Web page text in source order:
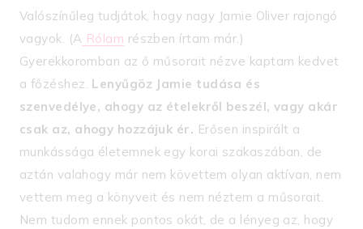
Valószínűleg tudjátok, hogy nagy Jamie Oliver rajongó
vagyok. (A Rólam részben írtam már.)
Gyerekkoromban az ő műsorait nézve kaptam kedvet
a főzéshez. Lenyűgöz Jamie tudása és
szenvedélye, ahogy az ételekről beszél, vagy akár
csak az, ahogy hozzájuk ér. Erősen inspirált a
munkássága életemnek egy korai szakaszában, de
aztán valahogy már nem követtem olyan aktívan, nem
vettem meg a könyveit és nem néztem a műsorait.
Nem tudom ennek pontos okát, de a lényeg az, hogy